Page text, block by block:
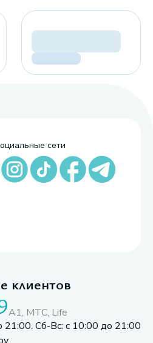
сети
клиентов
A1, МТС, Life
Сб-Вс: с 10:00 до 21:00